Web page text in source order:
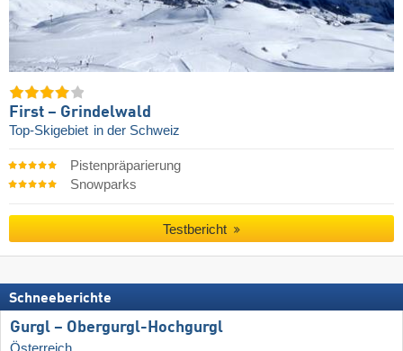
First – Grindelwald
Top-Skigebiet in der Schweiz
Pistenpräparierung
Snowparks
Testbericht
Schneeberichte
Gurgl – Obergurgl-Hochgurgl
Österreich